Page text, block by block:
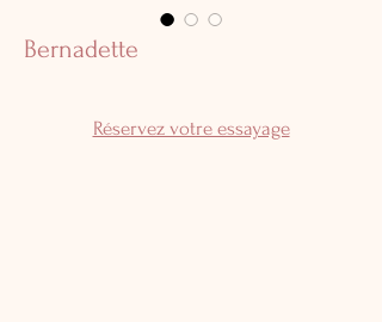
Bernadette
Réservez votre essayage